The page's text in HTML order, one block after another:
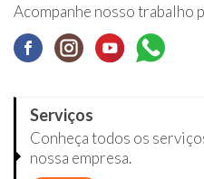
Acompanhe nosso trabalho
Serviços
Conheça todos os
nossa empresa.